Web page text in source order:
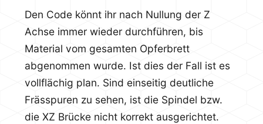
Den Code könnt ihr nach Nullung der Z
Achse immer wieder durchführen, bis
Material vom gesamten Opferbrett
abgenommen wurde. Ist dies der Fall ist es
vollflächig plan. Sind einseitig deutliche
Frässpuren zu sehen, ist die Spindel bzw.
die XZ Brücke nicht korrekt ausgerichtet.